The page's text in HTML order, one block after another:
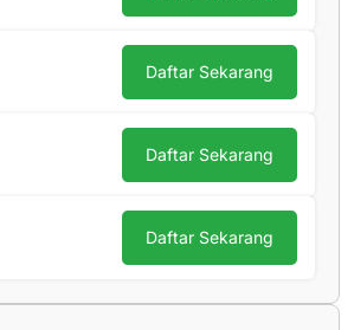
Daftar Sekarang
Daftar Sekarang
Daftar Sekarang